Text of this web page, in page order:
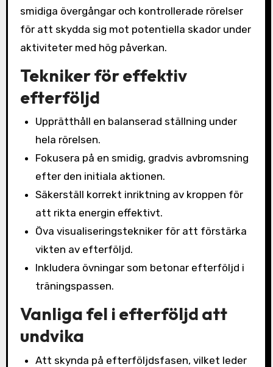
smidiga övergångar och kontrollerade rörelser
för att skydda sig mot potentiella skador under
aktiviteter med hög påverkan.
Tekniker för effektiv
efterföljd
Upprätthåll en balanserad ställning under
hela rörelsen.
Fokusera på en smidig, gradvis avbromsning
efter den initiala aktionen.
Säkerställ korrekt inriktning av kroppen för
att rikta energin effektivt.
Öva visualiseringstekniker för att förstärka
vikten av efterföljd.
Inkludera övningar som betonar efterföljd i
träningspassen.
Vanliga fel i efterföljd att
undvika
Att skynda på efterföljdsfasen, vilket leder